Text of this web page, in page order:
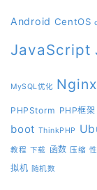
Android CentOS
JavaScript
MySQL优化 Nginx
PHPStorm PHP框架
boot ThinkPHP
教程 下载 函数 压缩
拟机 随机数